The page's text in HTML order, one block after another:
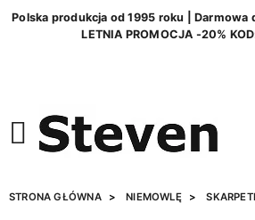
Polska produkcja od 1995 roku | Darmowa
LETNIA PROMOCJA -20%
STRONA GŁÓWNA NIEMOWLĘ